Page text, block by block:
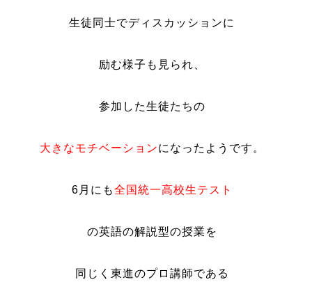
生徒同士でディスカッションに
励む様子も見られ、
参加した生徒たちの
大きなモチベーションになったようです。
6月にも全国統一高校生テスト
の英語の解説型の授業を
同じく東進のプロ講師である